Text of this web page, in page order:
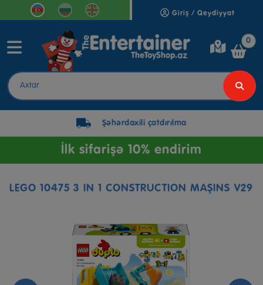
Giriş / Qeydiyyat
0
Şəhərdaxili çatdırılma
İlk sifarişə 10% endirim
LEGO 10475 3 IN 1 CONSTRUCTION MAŞINS V29